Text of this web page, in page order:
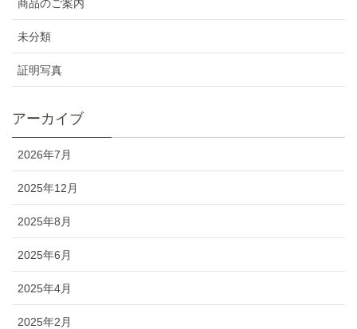
商品のご案内
未分類
証明写真
アーカイブ
2026年7月
2025年12月
2025年8月
2025年6月
2025年4月
2025年2月